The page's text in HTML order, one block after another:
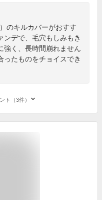
のキルカバーがおすす
ンデで、毛穴もしみもき
強く、長時間崩れません
ったものをチョイスでき
ト（3件）